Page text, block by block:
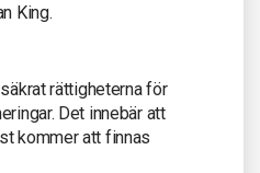
King.
rättigheterna för
Det innebär att
kommer att finnas